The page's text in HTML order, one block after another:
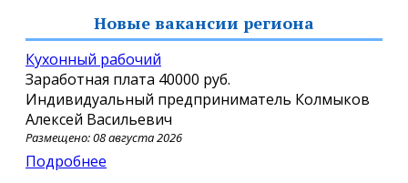
Новые вакансии региона
Кухонный рабочий
Заработная плата 40000 руб.
Индивидуальный предприниматель Колмыков
Алексей Васильевич
Размещено: 08 августа 2026
Подробнее